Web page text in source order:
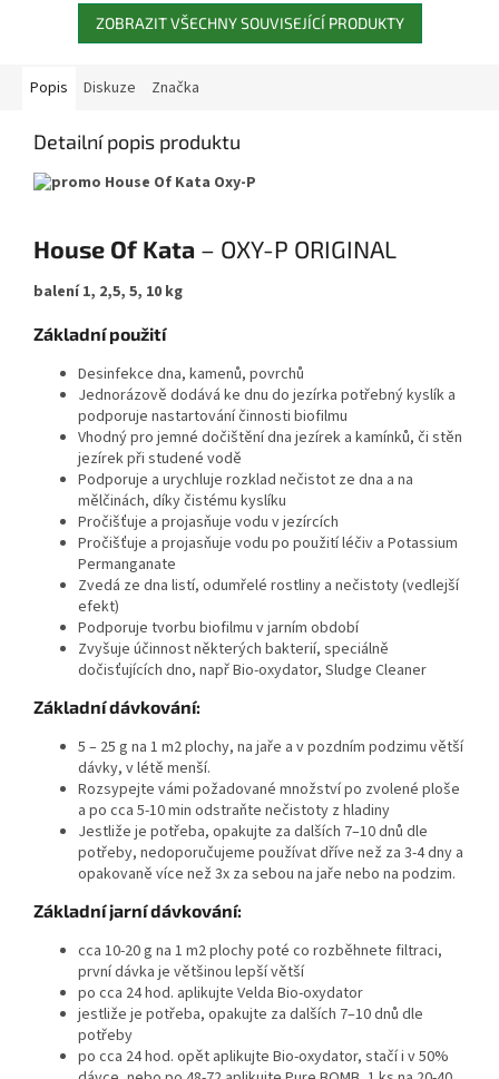
ZOBRAZIT VŠECHNY SOUVISEJÍCÍ PRODUKTY
Popis Diskuze Značka
Detailní popis produktu
House Of Kata – OXY-P ORIGINAL
balení 1, 2,5, 5, 10 kg
Základní použití
Desinfekce dna, kamenů, povrchů
Jednorázově dodává ke dnu do jezírka potřebný kyslík a
podporuje nastartování činnosti biofilmu
Vhodný pro jemné dočištění dna jezírek a kamínků, či stěn
jezírek při studené vodě
Podporuje a urychluje rozklad nečistot ze dna a na
mělčinách, díky čistému kyslíku
Pročišťuje a projasňuje vodu v jezírcích
Pročišťuje a projasňuje vodu po použití léčiv a Potassium
Permanganate
Zvedá ze dna listí, odumřelé rostliny a nečistoty (vedlejší
efekt)
Podporuje tvorbu biofilmu v jarním období
Zvyšuje účinnost některých bakterií, speciálně
dočisťujících dno, např Bio-oxydator, Sludge Cleaner
Základní dávkování:
5 – 25 g na 1 m2 plochy, na jaře a v pozdním podzimu větší
dávky, v létě menší.
Rozsypejte vámi požadované množství po zvolené ploše
a po cca 5-10 min odstraňte nečistoty z hladiny
Jestliže je potřeba, opakujte za dalších 7–10 dnů dle
potřeby, nedoporučujeme používat dříve než za 3-4 dny a
opakovaně více než 3x za sebou na jaře nebo na podzim.
Základní jarní dávkování:
cca 10-20 g na 1 m2 plochy poté co rozběhnete filtraci,
první dávka je většinou lepší větší
po cca 24 hod. aplikujte Velda Bio-oxydator
jestliže je potřeba, opakujte za dalších 7–10 dnů dle
potřeby
po cca 24 hod. opět aplikujte Bio-oxydator, stačí i v 50%